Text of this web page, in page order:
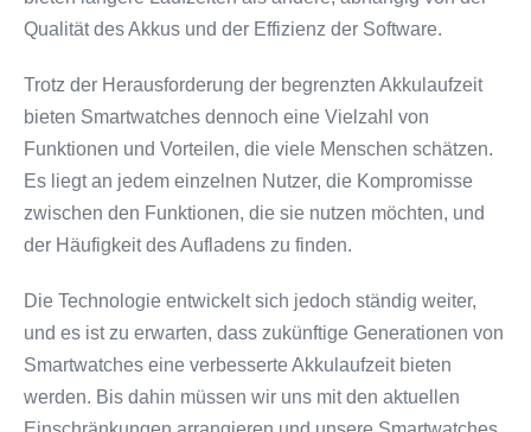
Qualität des Akkus und der Effizienz der Software.
Trotz der Herausforderung der begrenzten Akkulaufzeit
bieten Smartwatches dennoch eine Vielzahl von
Funktionen und Vorteilen, die viele Menschen schätzen.
Es liegt an jedem einzelnen Nutzer, die Kompromisse
zwischen den Funktionen, die sie nutzen möchten, und
der Häufigkeit des Aufladens zu finden.
Die Technologie entwickelt sich jedoch ständig weiter,
und es ist zu erwarten, dass zukünftige Generationen von
Smartwatches eine verbesserte Akkulaufzeit bieten
werden. Bis dahin müssen wir uns mit den aktuellen